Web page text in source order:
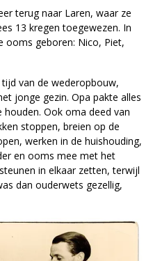
terug naar Laren, waar ze
13 kregen toegewezen. In
ooms geboren: Nico, Piet,
van de wederopbouw,
jonge gezin. Opa pakte alles
Ook oma deed van
stoppen, breien op de
werken in de huishouding,
en ooms mee met het
in elkaar zetten, terwijl
dan ouderwets gezellig,